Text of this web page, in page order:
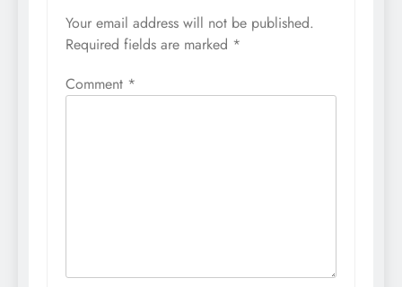
Your email address will not be published.
Required fields are marked *
Comment *